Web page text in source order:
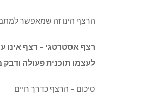
הרצף הינו זה שמאפשר
רצף אסטרטגי – רצף אינו
לעצמו תוכנית פעולה
סיכום – הרצף כדרך חיים